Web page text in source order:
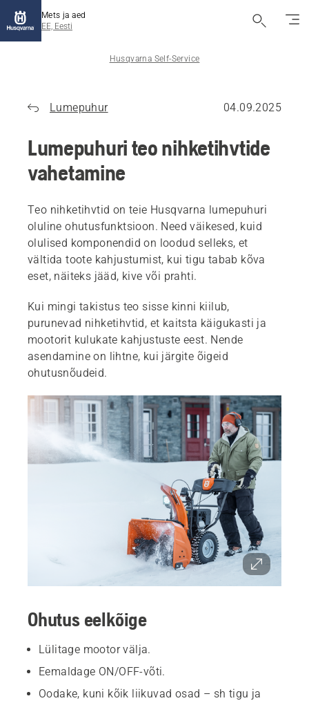
Mets ja aed
EE, Eesti
Husqvarna Self-Service
Lumepuhur 04.09.2025
Lumepuhuri teo nihketihvtide
vahetamine
Teo nihketihvtid on teie Husqvarna lumepuhuri
oluline ohutusfunktsioon. Need väikesed, kuid
olulised komponendid on loodud selleks, et
vältida toote kahjustumist, kui tigu tabab kõva
eset, näiteks jääd, kive või prahti.
Kui mingi takistus teo sisse kinni kiilub,
purunevad nihketihvtid, et kaitsta käigukasti ja
mootorit kulukate kahjustuste eest. Nende
asendamine on lihtne, kui järgite õigeid
ohutusnõudeid.
Ohutus eelkõige
Lülitage mootor välja.
Eemaldage ON/OFF-võti.
Oodake, kuni kõik liikuvad osad – sh tigu ja